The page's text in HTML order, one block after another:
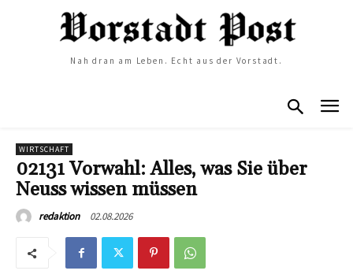
Nah dran am Leben. Echt aus der Vorstadt.
WIRTSCHAFT
02131 Vorwahl: Alles, was Sie über
Neuss wissen müssen
redaktion 02.08.2026